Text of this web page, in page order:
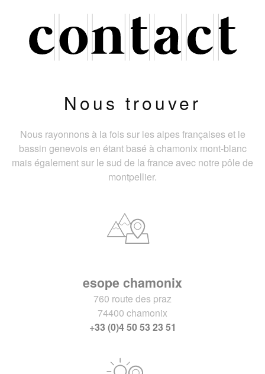
Nous trouver
Nous rayonnons à la fois sur les alpes françaises et le
bassin genevois en étant basé à chamonix mont-blanc
mais également sur le sud de la france avec notre pôle de
montpellier.
esope chamonix
760 route des praz
74400 chamonix
+33 (0)4 50 53 23 51